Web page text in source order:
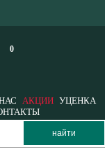
0
АКЦИИ УЦЕНКА